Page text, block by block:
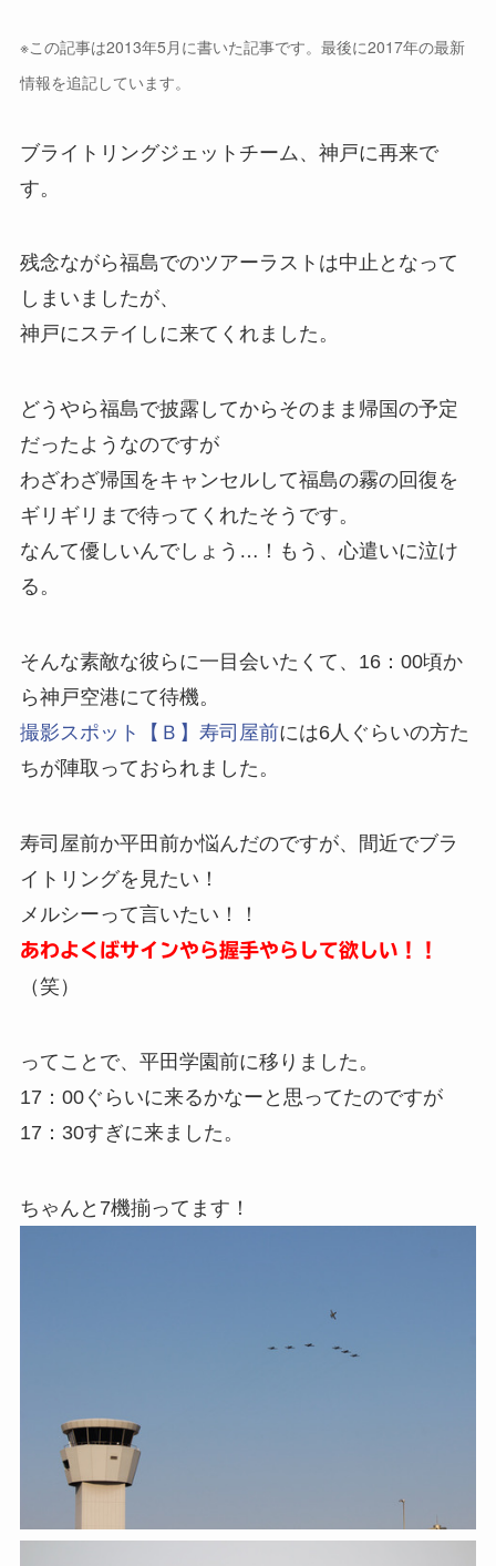
※この記事は2013年5月に書いた記事です。最後に2017年の最新
情報を追記しています。
ブライトリングジェットチーム、神戸に再来で
す。
残念ながら福島でのツアーラストは中止となって
しまいましたが、
神戸にステイしに来てくれました。
どうやら福島で披露してからそのまま帰国の予定
だったようなのですが
わざわざ帰国をキャンセルして福島の霧の回復を
ギリギリまで待ってくれたそうです。
なんて優しいんでしょう…！もう、心遣いに泣け
る。
そんな素敵な彼らに一目会いたくて、16：00頃か
ら神戸空港にて待機。
撮影スポット【Ｂ】寿司屋前には6人ぐらいの方た
ちが陣取っておられました。
寿司屋前か平田前か悩んだのですが、間近でブラ
イトリングを見たい！
メルシーって言いたい！！
あわよくばサインやら握手やらして欲しい！！
（笑）
ってことで、平田学園前に移りました。
17：00ぐらいに来るかなーと思ってたのですが
17：30すぎに来ました。
ちゃんと7機揃ってます！